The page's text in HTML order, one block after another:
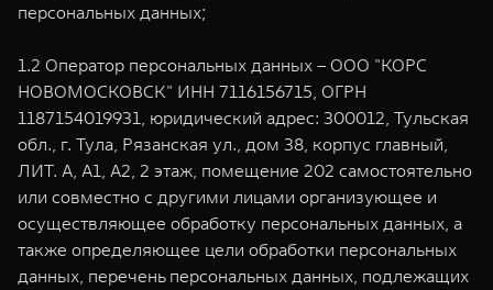
персональных данных;
1.2 Оператор персональных данных – ООО "КОРС
НОВОМОСКОВСК" ИНН 7116156715, ОГРН
1187154019931, юридический адрес: 300012, Тульская
обл., г. Тула, Рязанская ул., дом 38, корпус главный,
ЛИТ. А, А1, А2, 2 этаж, помещение 202 самостоятельно
или совместно с другими лицами организующее и
осуществляющее обработку персональных данных, а
также определяющее цели обработки персональных
данных, перечень персональных данных, подлежащих